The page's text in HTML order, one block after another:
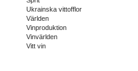
Ukrainska vittofflor
Världen
Vinproduktion
Vinvärlden
Vitt vin